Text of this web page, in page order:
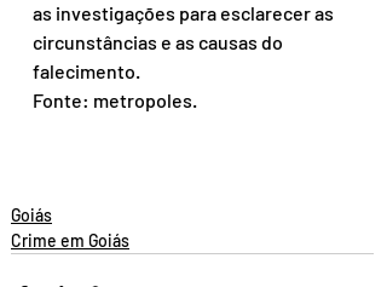
as investigações para esclarecer as
circunstâncias e as causas do
falecimento.
Fonte: metropoles.
Goiás
Crime em Goiás